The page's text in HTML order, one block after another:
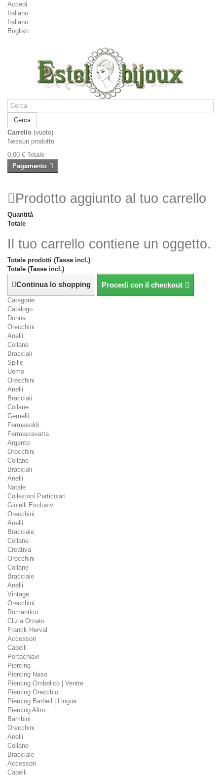
Accedi
Italiano
Italiano
English
Cerca
Carrello (vuoto)
Nessun prodotto
0,00 € Totale
Pagamento
Prodotto aggiunto al tuo carrello
Quantità
Totale
Il tuo carrello contiene un oggetto.
Totale prodotti (Tasse incl.)
Totale (Tasse incl.)
Continua lo shopping Procedi con il checkout
Categorie
Catalogo
Donna
Orecchini
Anelli
Collane
Bracciali
Spille
Uomo
Orecchini
Anelli
Bracciali
Collane
Gemelli
Fermasoldi
Fermacravatta
Argento
Orecchini
Collane
Bracciali
Anelli
Natale
Collezioni Particolari
Gioielli Esclusivi
Orecchini
Anelli
Bracciale
Collane
Creativa
Orecchini
Collane
Bracciale
Anelli
Vintage
Orecchini
Romantico
Clizia Ornato
Franck Herval
Accessori
Capelli
Portachiavi
Piercing
Piercing Naso
Piercing Ombelico | Ventre
Piercing Orecchio
Piercing Barbell | Lingua
Piercing Altro
Bambini
Orecchini
Anelli
Collane
Bracciale
Accessori
Capelli